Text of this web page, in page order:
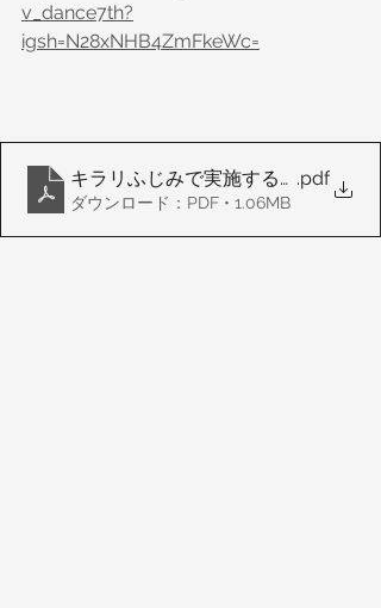
v_dance7th?
igsh=N28xNHB4ZmFkeWc=
キラリふじみで実施する意義
.pdf
ダウンロード：PDF • 1.06MB